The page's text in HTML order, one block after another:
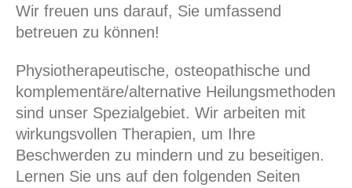
Wir freuen uns darauf, Sie umfassend
betreuen zu können!
Physiotherapeutische, osteopathische und
komplementäre/alternative Heilungsmethoden
sind unser Spezialgebiet. Wir arbeiten mit
wirkungsvollen Therapien, um Ihre
Beschwerden zu mindern und zu beseitigen.
Lernen Sie uns auf den folgenden Seiten